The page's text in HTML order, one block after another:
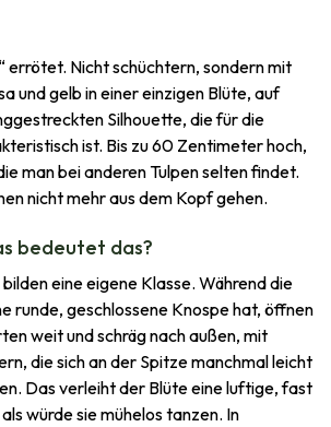
errötet. Nicht schüchtern, sondern mit
und gelb in einer einzigen Blüte, auf
Silhouette, die für die
ist. Bis zu 60 Zentimeter hoch,
man bei anderen Tulpen selten findet.
nicht mehr aus dem Kopf gehen.
bedeutet das?
eine eigene Klasse. Während die
runde, geschlossene Knospe hat, öffnen
weit und schräg nach außen, mit
die sich an der Spitze manchmal leicht
Das verleiht der Blüte eine luftige, fast
würde sie mühelos tanzen. In